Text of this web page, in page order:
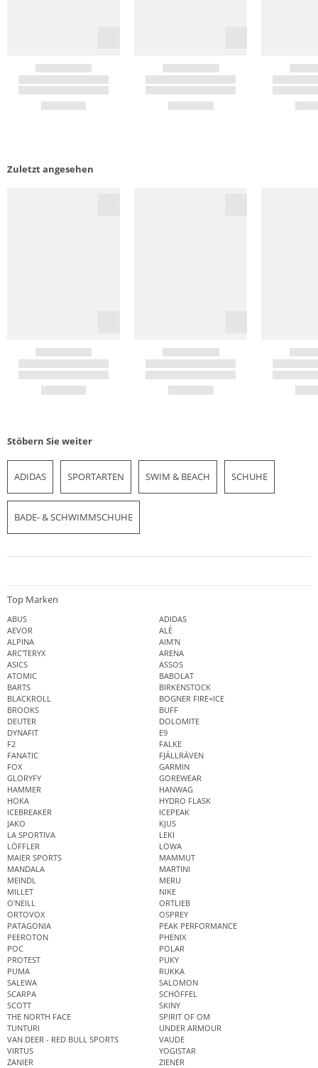
Zuletzt angesehen
Stöbern Sie weiter
ADIDAS SPORTARTEN SWIM & BEACH SCHUHE
BADE- & SCHWIMMSCHUHE
Top Marken
ABUS
ADIDAS
AEVOR
ALÉ
ALPINA
AIM'N
ARC'TERYX
ARENA
ASICS
ASSOS
ATOMIC
BABOLAT
BARTS
BIRKENSTOCK
BLACKROLL
BOGNER FIRE+ICE
BROOKS
BUFF
DEUTER
DOLOMITE
DYNAFIT
E9
F2
FALKE
FANATIC
FJÄLLRÄVEN
FOX
GARMIN
GLORYFY
GOREWEAR
HAMMER
HANWAG
HOKA
HYDRO FLASK
ICEBREAKER
ICEPEAK
JAKO
KJUS
LA SPORTIVA
LEKI
LÖFFLER
LOWA
MAIER SPORTS
MAMMUT
MANDALA
MARTINI
MEINDL
MERU
MILLET
NIKE
O'NEILL
ORTLIEB
ORTOVOX
OSPREY
PATAGONIA
PEAK PERFORMANCE
PEEROTON
PHENIX
POC
POLAR
PROTEST
PUKY
PUMA
RUKKA
SALEWA
SALOMON
SCARPA
SCHÖFFEL
SCOTT
SKINY
THE NORTH FACE
SPIRIT OF OM
TUNTURI
UNDER ARMOUR
VAN DEER - RED BULL SPORTS
VAUDE
VIRTUS
YOGISTAR
ZANIER
ZIENER